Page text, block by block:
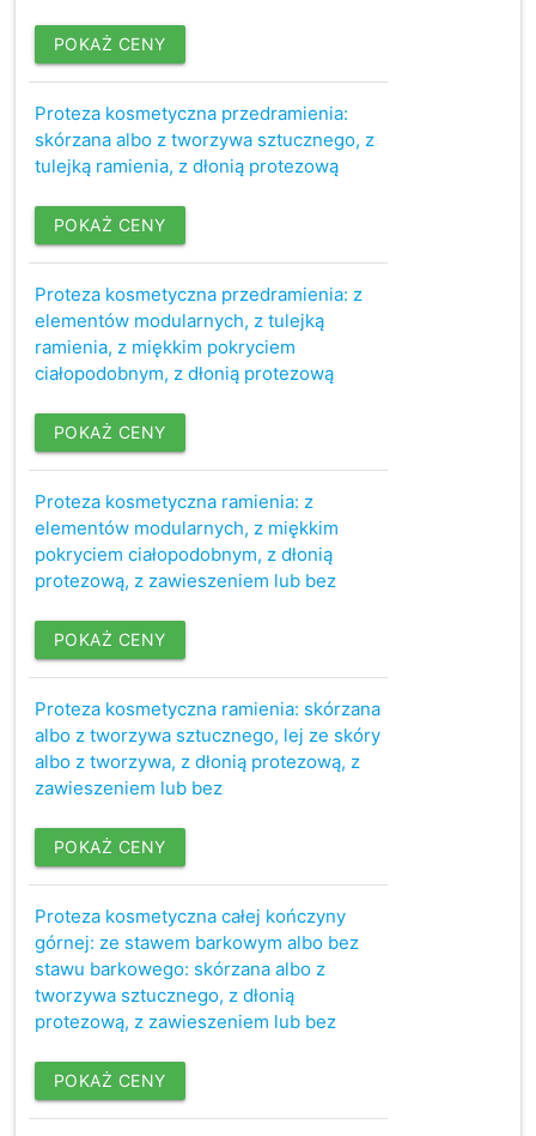
POKAŻ CENY
Proteza kosmetyczna przedramienia:
skórzana albo z tworzywa sztucznego, z
tulejką ramienia, z dłonią protezową
POKAŻ CENY
Proteza kosmetyczna przedramienia: z
elementów modularnych, z tulejką
ramienia, z miękkim pokryciem
ciałopodobnym, z dłonią protezową
POKAŻ CENY
Proteza kosmetyczna ramienia: z
elementów modularnych, z miękkim
pokryciem ciałopodobnym, z dłonią
protezową, z zawieszeniem lub bez
POKAŻ CENY
Proteza kosmetyczna ramienia: skórzana
albo z tworzywa sztucznego, lej ze skóry
albo z tworzywa, z dłonią protezową, z
zawieszeniem lub bez
POKAŻ CENY
Proteza kosmetyczna całej kończyny
górnej: ze stawem barkowym albo bez
stawu barkowego: skórzana albo z
tworzywa sztucznego, z dłonią
protezową, z zawieszeniem lub bez
POKAŻ CENY